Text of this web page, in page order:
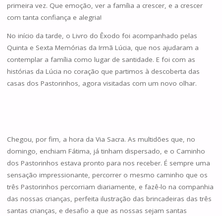
primeira vez. Que emoção, ver a família a crescer, e a crescer
com tanta confiança e alegria!
No início da tarde, o Livro do Êxodo foi acompanhado pelas
Quinta e Sexta Memórias da Irmã Lúcia, que nos ajudaram a
contemplar a família como lugar de santidade. E foi com as
histórias da Lúcia no coração que partimos à descoberta das
casas dos Pastorinhos, agora visitadas com um novo olhar.
Chegou, por fim, a hora da Via Sacra. As multidões que, no
domingo, enchiam Fátima, já tinham dispersado, e o Caminho
dos Pastorinhos estava pronto para nos receber. É sempre uma
sensação impressionante, percorrer o mesmo caminho que os
três Pastorinhos percorriam diariamente, e fazê-lo na companhia
das nossas crianças, perfeita ilustração das brincadeiras das três
santas crianças, e desafio a que as nossas sejam santas